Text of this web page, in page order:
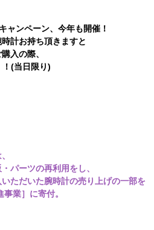
ャンペーン、今年も開催！
計お持ち頂きますと
入の際、
(当日限り)
パーツの再利用をし、
ただいた腕時計の売り上げの一部を
業］に寄付。